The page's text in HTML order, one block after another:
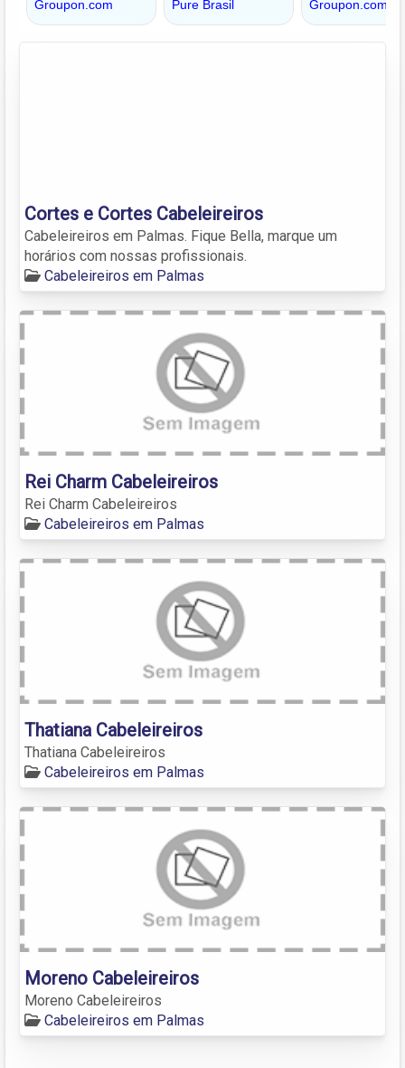
Cortes e Cortes Cabeleireiros
Cabeleireiros em Palmas. Fique Bella, marque um
horários com nossas profissionais.
Cabeleireiros em Palmas
Rei Charm Cabeleireiros
Rei Charm Cabeleireiros
Cabeleireiros em Palmas
Thatiana Cabeleireiros
Thatiana Cabeleireiros
Cabeleireiros em Palmas
Moreno Cabeleireiros
Moreno Cabeleireiros
Cabeleireiros em Palmas